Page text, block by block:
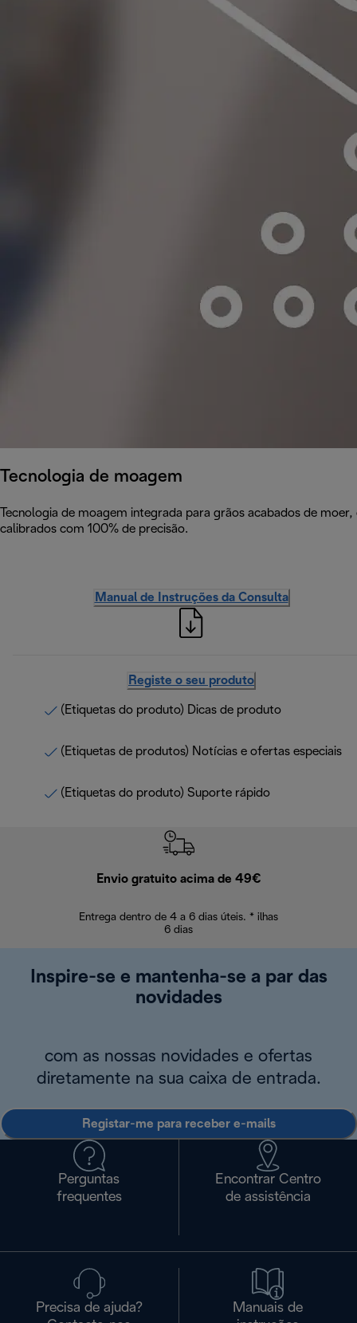
Tecnologia de moagem
Tecnologia de moagem integrada para grãos acabados de
calibrados com 100% de precisão.
Manual de Instruções da Consulta
Registe o seu produto
(Etiquetas do produto) Dicas de produto
(Etiquetas de produtos) Notícias e ofertas especiais
(Etiquetas do produto) Suporte rápido
Envio gratuito acima de 49€
Entrega dentro de 4 a 6 dias úteis. * ilhas
6 dias
Inspire-se e mantenha-se a par das
novidades
com as nossas novidades e ofertas
diretamente na sua caixa de entrada.
Registar-me para receber e-mails
Perguntas
frequentes
Encontrar Centro
de assistência
Precisa de ajuda?
Manuais de